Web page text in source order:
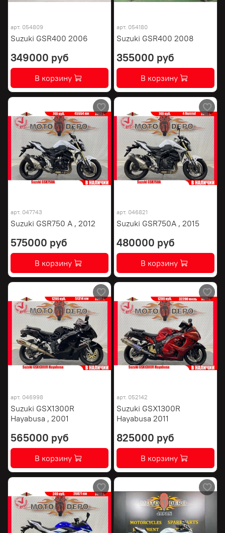
арт. 054809
Suzuki GSR400 2006
349000 руб
В корзину
арт. 054180
Suzuki GSR400 2008
355000 руб
В корзину
арт. 047743
Suzuki GSR750 A , 2012
575000 руб
В корзину
арт. 046821
Suzuki GSR750A , 2015
480000 руб
В корзину
арт. 046998
Suzuki GSX1300R
Hayabusa , 2001
565000 руб
В корзину
арт. 052142
Suzuki GSX1300R
Hayabusa 2011
825000 руб
В корзину